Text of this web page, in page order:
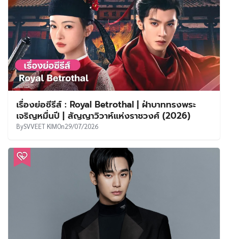
เรื่องย่อซีรีส์ : Royal Betrothal | ฝ่าบาททรงพระ
เจริญหมื่นปี | สัญญาวิวาห์แห่งราชวงศ์ (2026)
BySVVEET KIMOn29/07/2026